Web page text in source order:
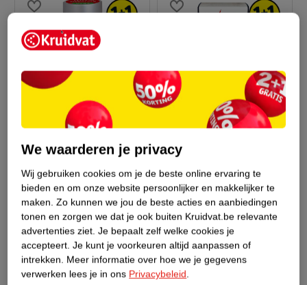
Lucovitaal Multi+ Kids
60 stuks
17.
99
Lucovitaal Collageen
Tabletten
29.
99
We waarderen je privacy
Wij gebruiken cookies om je de beste online ervaring te
bieden en om onze website persoonlijker en makkelijker te
maken. Zo kunnen we jou de beste acties en aanbiedingen
tonen en zorgen we dat je ook buiten Kruidvat.be relevante
advertenties ziet. Je bepaalt zelf welke cookies je
accepteert. Je kunt je voorkeuren altijd aanpassen of
intrekken. Meer informatie over hoe we je gegevens
verwerken lees je in ons Privacybeleid.